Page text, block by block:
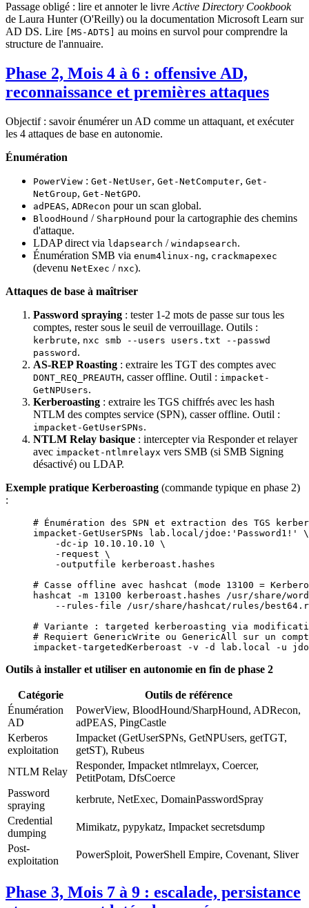
Passage obligé : lire et annoter le livre Active Directory Cookbook
de Laura Hunter (O'Reilly) ou la documentation Microsoft Learn sur
AD DS. Lire
[MS-ADTS]
au moins en survol pour comprendre la
structure de l'annuaire.
Phase 2, Mois 4 à 6 : offensive AD,
reconnaissance et premières attaques
Objectif : savoir énumérer un AD comme un attaquant, et exécuter
les 4 attaques de base en autonomie.
Énumération
PowerView : Get-NetUser, Get-NetComputer, Get-
NetGroup, Get-NetGPO.
adPEAS, ADRecon pour un scan global.
BloodHound / SharpHound pour la cartographie des chemins
d'attaque.
LDAP direct via ldapsearch / windapsearch.
Énumération SMB via enum4linux-ng, crackmapexec
(devenu NetExec / nxc).
Attaques de base à maîtriser
Password spraying : tester 1-2 mots de passe sur tous les
comptes, rester sous le seuil de verrouillage. Outils :
kerbrute, nxc smb --users users.txt --passwd
password .
AS-REP Roasting : extraire les TGT des comptes avec
DONT_REQ_PREAUTH, casser offline. Outil : impacket-
GetNPUsers.
Kerberoasting : extraire les TGS chiffrés avec les hash
NTLM des comptes service (SPN), casser offline. Outil :
impacket-GetUserSPNs.
NTLM Relay basique : intercepter via Responder et relayer
avec impacket-ntlmrelayx vers SMB (si SMB Signing
désactivé) ou LDAP.
Exemple pratique Kerberoasting (commande typique en phase 2)
:
# Énumération des SPN et extraction des TGS
impacket-GetUserSPNs lab.local/jdoe:'Password1!'
\
    -dc-ip
10.10.10.10 \
    -request
\
    -outputfile
kerberoast.hashes
# Casse offline avec hashcat (mode 13100 =
hashcat -m 13100 kerberoast.hashes /usr/share/
    --rules-file
/usr/share/hashcat/rules/
# Variante : targeted kerberoasting via
# Requiert GenericWrite ou GenericAll sur un
impacket-targetedKerberoast -v -d lab.local -u
Outils à installer et utiliser en autonomie en fin de phase 2
Catégorie
Outils de référence
Énumération
AD
PowerView, BloodHound/SharpHound, ADRecon,
adPEAS, PingCastle
Kerberos
exploitation
Impacket (GetUserSPNs, GetNPUsers, getTGT,
getST), Rubeus
NTLM Relay
Responder, Impacket ntlmrelayx, Coercer,
PetitPotam, DfsCoerce
Password
spraying
kerbrute, NetExec, DomainPasswordSpray
Credential
dumping
Mimikatz, pypykatz, Impacket secretsdump
Post-
exploitation
PowerSploit, PowerShell Empire, Covenant, Sliver
Phase 3, Mois 7 à 9 : escalade, persistance